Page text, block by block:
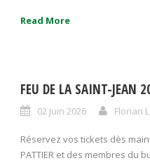
Read More
FEU DE LA SAINT-JEAN
02 Juin 2026 Florian
Réservez vos tickets dès
PATTIER et des membres du